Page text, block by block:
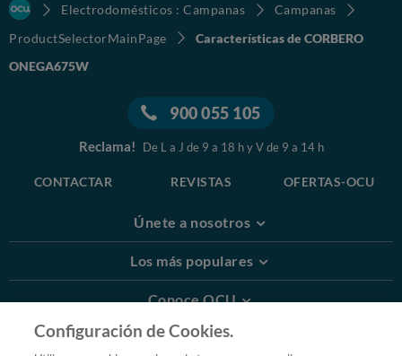
Electrodomésticos : Campanas
Campanas
ProductSelectorMainPage
Características de CORBERO
ONEGA675W
900 055 105
Reclama! De L a J de 9 a 18 h y V de 9 a 14 h
CONTACTAR REVISTAS OFERTAS-OCU
Únete a nosotros
Los más populares
Conoce OCU
Más Información
Configuración de Cookies.